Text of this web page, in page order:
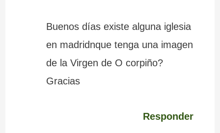
Buenos días existe alguna iglesia
en madridnque tenga una imagen
de la Virgen de O corpiño?
Gracias
Responder